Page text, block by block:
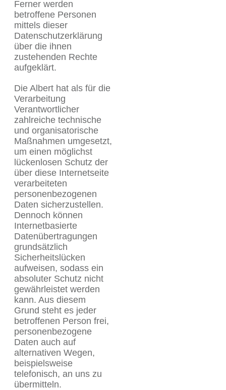
Ferner werden
betroffene Personen
mittels dieser
Datenschutzerklärung
über die ihnen
zustehenden Rechte
aufgeklärt.
Die Albert hat als für die
Verarbeitung
Verantwortlicher
zahlreiche technische
und organisatorische
Maßnahmen umgesetzt,
um einen möglichst
lückenlosen Schutz der
über diese Internetseite
verarbeiteten
personenbezogenen
Daten sicherzustellen.
Dennoch können
Internetbasierte
Datenübertragungen
grundsätzlich
Sicherheitslücken
aufweisen, sodass ein
absoluter Schutz nicht
gewährleistet werden
kann. Aus diesem
Grund steht es jeder
betroffenen Person frei,
personenbezogene
Daten auch auf
alternativen Wegen,
beispielsweise
telefonisch, an uns zu
übermitteln.